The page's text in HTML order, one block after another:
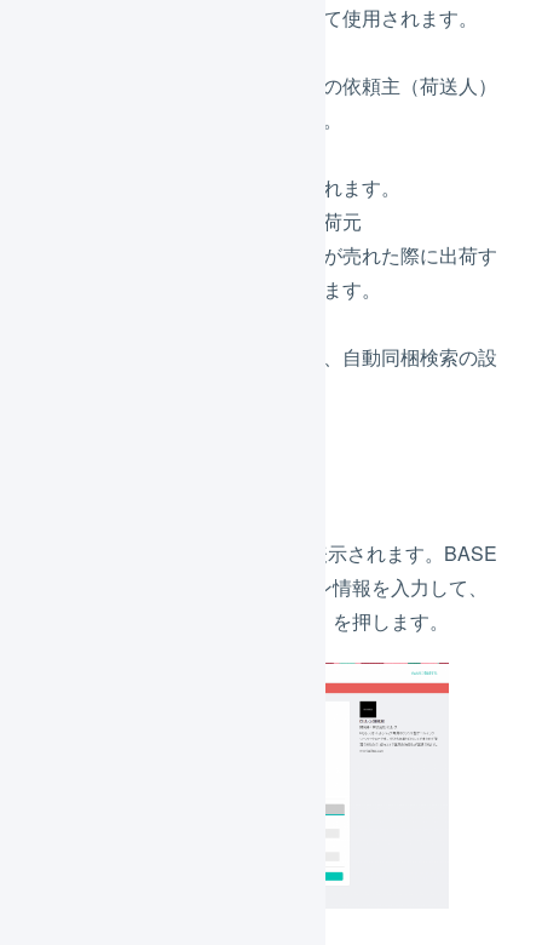
店舗表示名として使用されます。
配送会社送り状の依頼主（荷送人）
に使用されます。
納品書に記載されます。
デフォルトの出荷元
この店舗で商品が売れた際に出荷す
る倉庫を選択します。
住所検証機能や、自動同梱検索の設
BASEの認証画面が表示されます。BASE
管理画面へのログイン情報を入力して、
」を押します。